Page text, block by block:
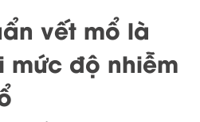
vết mổ là
mức độ nhiễm